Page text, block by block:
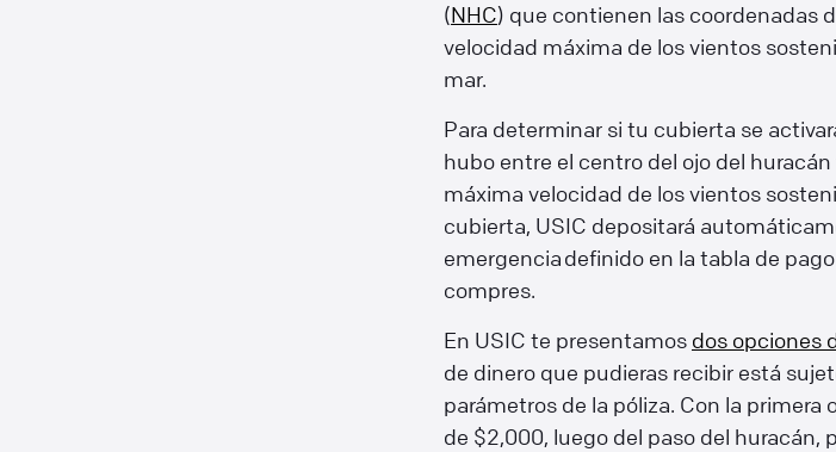
(NHC) que contienen las coordenadas
velocidad máxima de los vientos
mar.
Para determinar si tu cubierta se
hubo entre el centro del ojo del
máxima velocidad de los vientos
cubierta, USIC depositará
emergencia definido en la tabla de
compres.
En USIC te presentamos dos opciones
de dinero que pudieras recibir está
parámetros de la póliza. Con la
de $2,000, luego del paso del huracán,